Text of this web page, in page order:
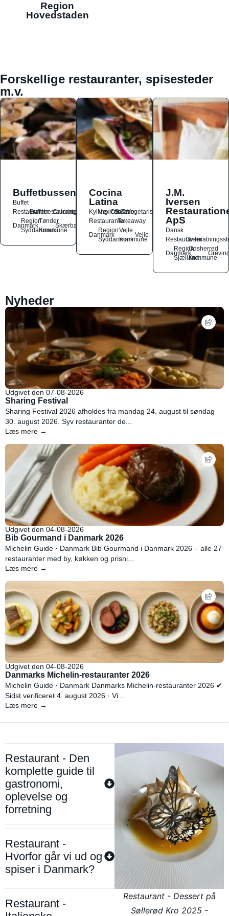
Region
Hovedstaden
Forskellige restauranter, spisesteder
m.v.
Buffetbussen
Buffet
Restauranter
Buffetrestauranter
Catering
Danmark
Region
Syddanmark
Tønder
Kommune
Skærbæk
Cocina
Latina
Kylling
Mexicansk
OstSalat
TacoVegetarisk
RestauranterTakeaway
Danmark
Region
Syddanmark
Vejle
Kommune
Vejle
J.M.
Iversen
ApS
Dansk
Restauranter
Danmark
Region
Sjælland
Odsherred
Kommune
Nyheder
Udgivet den 07-08-2026
Sharing Festival
Sharing Festival 2026 afholdes fra mandag 24. august til søndag
30. august 2026. Syv restauranter de...
Læs mere →
Udgivet den 04-08-2026
Bib Gourmand i Danmark 2026
Michelin Guide · Danmark Bib Gourmand i Danmark 2026 – alle 27
restauranter med by, køkken og prisni...
Læs mere →
Udgivet den 04-08-2026
Danmarks Michelin-restauranter 2026
Michelin Guide · Danmark Danmarks Michelin-restauranter 2026 ✔
Sidst verificeret 4. august 2026 · Vi...
Læs mere →
Restaurant - Den
komplette guide til
gastronomi,
oplevelse og
forretning
Restaurant -
Hvorfor går vi ud og
spiser i Danmark?
Restaurant -
Restaurant - Dessert på
Søllerød Kro 2025 -